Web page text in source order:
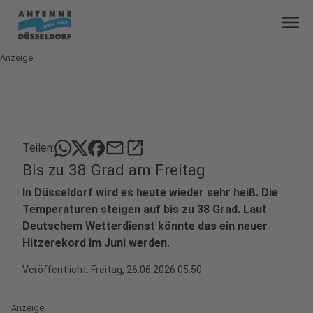
menu
Anzeige
Teilen: mailopen_in_new
Bis zu 38 Grad am Freitag
In Düsseldorf wird es heute wieder sehr heiß. Die
Temperaturen steigen auf bis zu 38 Grad. Laut
Deutschem Wetterdienst könnte das ein neuer
Hitzerekord im Juni werden.
Veröffentlicht: Freitag, 26.06.2026 05:50
Anzeige